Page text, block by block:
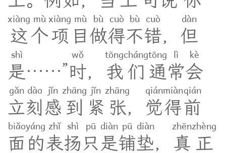
这
xiàng
个
mù
项
xiàng
目
mù
做
bù
得
cuò
不
bù
错
cuò
， 但
dàn
是
shì
……”时
wǒ
， 我
tōng
们
cháng
通
tōng
常
lì
会
kè
立
gǎn
刻
dào
感
jǐn
到
zhāng
紧
jǐn
张
zhāng
， 觉
qián
得
miàn
前
qián
面
biǎo
的
yáng
表
zhǐ
扬
shì
只
pū
是
diàn
铺
pū
垫
diàn
， 真
zhēn
正
zhèng